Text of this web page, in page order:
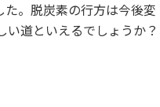
。脱炭素の行方は今後変
い道といえるでしょうか？